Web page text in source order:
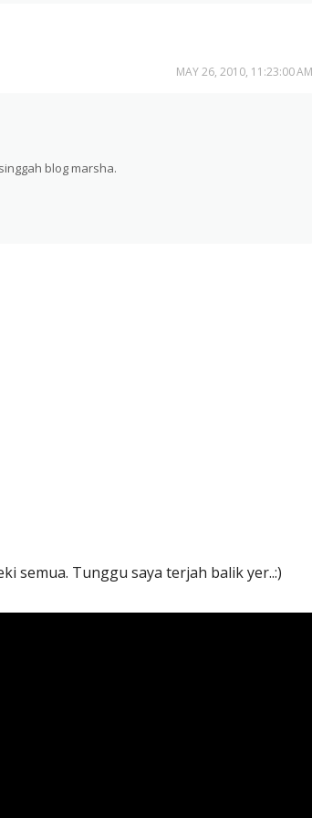
MAY 26, 2010, 11:23:00 AM
blog marsha.
semua. Tunggu saya terjah balik yer..:)